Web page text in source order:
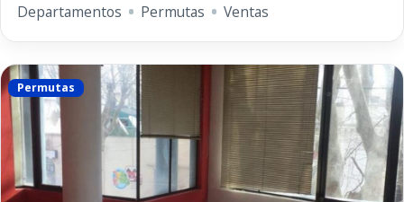
Departamentos Permutas Ventas
Permutas